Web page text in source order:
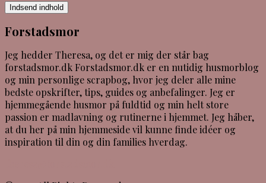
Indsend indhold
Forstadsmor
Jeg hedder Theresa, og det er mig der står bag
forstadsmor.dk Forstadsmor.dk er en nutidig husmorblog
og min personlige scrapbog, hvor jeg deler alle mine
bedste opskrifter, tips, guides og anbefalinger. Jeg er
hjemmegående husmor på fuldtid og min helt store
passion er madlavning og rutinerne i hjemmet. Jeg håber,
at du her på min hjemmeside vil kunne finde idéer og
inspiration til din og din families hverdag.